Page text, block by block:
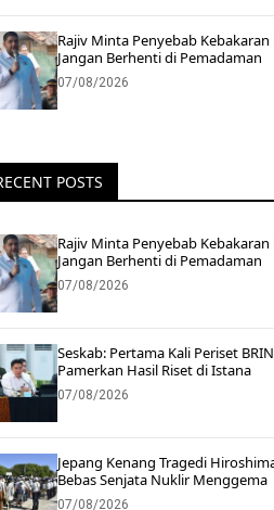
Rajiv Minta Penyebab
Jangan Berhenti di Pemadaman
07/08/2026
POSTS
Rajiv Minta Penyebab
Jangan Berhenti di Pemadaman
07/08/2026
Seskab: Pertama Kali Periset
Pamerkan Hasil Riset di Istana
07/08/2026
Jepang Kenang Tragedi
Bebas Senjata Nuklir Menggema
07/08/2026